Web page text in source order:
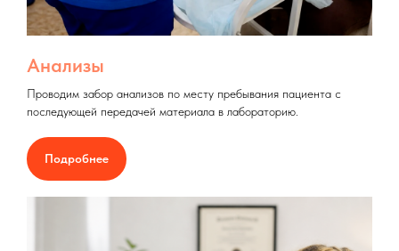
Анализы
Проводим забор анализов по месту пребывания пациента с
последующей передачей материала в лабораторию.
Подробнее